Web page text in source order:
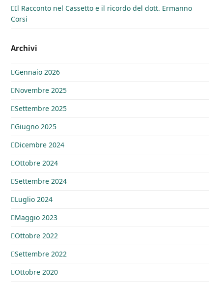
Il Racconto nel Cassetto e il ricordo del dott. Ermanno
Corsi
Archivi
Gennaio 2026
Novembre 2025
Settembre 2025
Giugno 2025
Dicembre 2024
Ottobre 2024
Settembre 2024
Luglio 2024
Maggio 2023
Ottobre 2022
Settembre 2022
Ottobre 2020